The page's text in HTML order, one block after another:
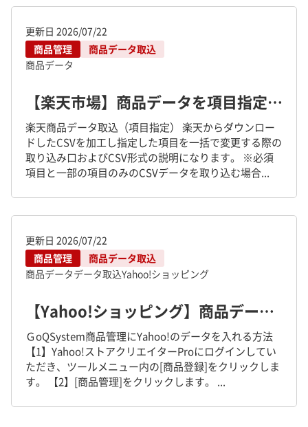
更新日 2026/07/22
商品管理
商品データ取込
商品データ
【楽天市場】商品データを項目指定をし商品管理に取り込む方法
楽天商品データ取込（項目指定） 楽天からダウンロー
ドしたCSVを加工し指定した項目を一括で変更する際の
取り込み口およびCSV形式の説明になります。 ※必須
項目と一部の項目のみのCSVデータを取り込む場合...
更新日 2026/07/22
商品管理
商品データ取込
商品データデータ取込Yahoo!ショッピング
【Yahoo!ショッピング】商品データを商品管理に取り込む方法
ＧoQSystem商品管理にYahoo!のデータを入れる方法
【1】Yahoo!ストアクリエイターProにログインしてい
ただき、ツールメニュー内の[商品登録]をクリックしま
す。 【2】[商品管理]をクリックします。 ...